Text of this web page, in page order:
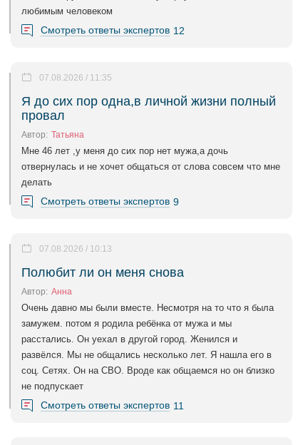
любимым человеком
Смотреть ответы экспертов 12
Я до сих пор одна,в личной жизни полный
провал
07.08.2026 / 11:35
Автор: Татьяна
Мне 46 лет ,у меня до сих пор нет мужа,а дочь
отвернулась и не хочет общаться от слова совсем что мне
делать
Смотреть ответы экспертов 9
Полюбит ли он меня снова
07.08.2026 / 10:13
Автор: Анна
Очень давно мы были вместе. Несмотря на то что я была
замужем. потом я родила ребёнка от мужа и мы
расстались. Он уехал в другой город. Женился и
развёлся. Мы не общались несколько лет. Я нашла его в
соц. Сетях. Он на СВО. Вроде как общаемся но он близко
не подпускает
Смотреть ответы экспертов 11